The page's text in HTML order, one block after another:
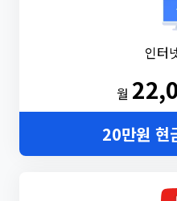
인터
월
20만원 현